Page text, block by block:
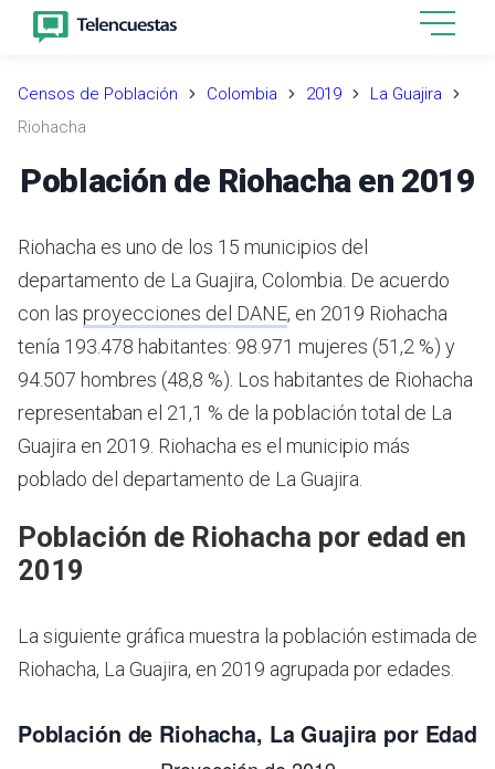
Censos de Población Colombia 2019
La Guajira
Riohacha
Población de Riohacha en 2019
Riohacha es uno de los 15 municipios del
departamento de La Guajira, Colombia. De acuerdo
con las proyecciones del DANE, en 2019 Riohacha
tenía 193.478 habitantes: 98.971 mujeres (51,2 %) y
94.507 hombres (48,8 %). Los habitantes de Riohacha
representaban el 21,1 % de la población total de La
Guajira en 2019. Riohacha es el municipio más
poblado del departamento de La Guajira.
Población de Riohacha por edad en
2019
La siguiente gráfica muestra la población estimada de
Riohacha, La Guajira, en 2019 agrupada por edades.